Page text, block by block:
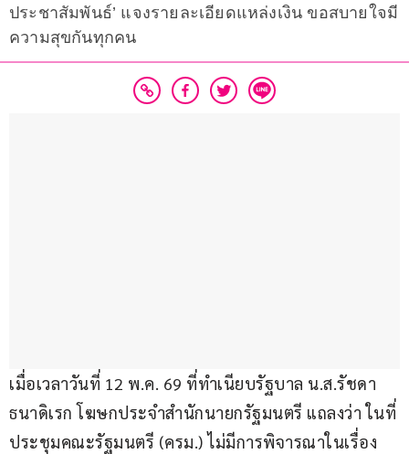
ประชาสัมพันธ์’ แจงรายละเอียดแหล่งเงิน ขอสบายใจมี
ความสุขกันทุกคน
เมื่อเวลาวันที่ 12 พ.ค. 69 ที่ทำเนียบรัฐบาล น.ส.รัชดา
ธนาดิเรก โฆษกประจำสำนักนายกรัฐมนตรี แถลงว่า ในที่
ประชุมคณะรัฐมนตรี (ครม.) ไม่มีการพิจารณาในเรื่อง